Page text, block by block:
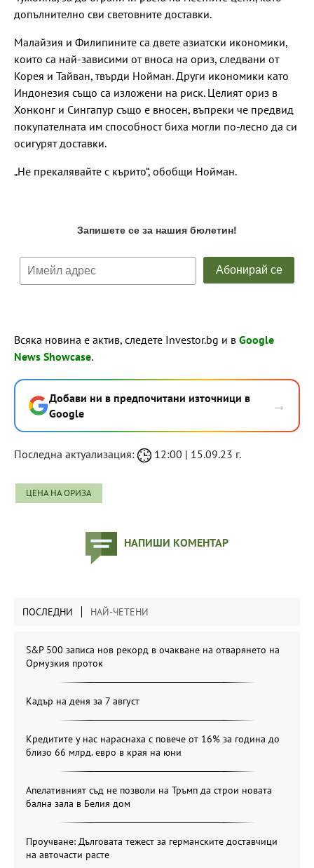
допълнително сви световните доставки.
Малайзия и Филипините са двете азиатски икономики,
които са най-зависими от вноса на ориз, следвани от
Корея и Тайван, твърди Нойман. Други икономики като
Индонезия също са изложени на риск. Целият ориз в
Хонконг и Сингапур също е вносен, въпреки че предвид
покупателната им способност биха могли по-лесно да си
осигурят доставки.
„Не прекалявайте с кърито“, обобщи Нойман.
Всяка новина е актив, следете Investor.bg и в Google
News Showcase.
Добави ни в предпочитани източници в
Google
→
Последна актуализация: 12:00 | 15.09.23 г.
ЦЕНА НА ОРИЗА
НАПИШИ КОМЕНТАР
ПОСЛЕДНИ НАЙ-ЧЕТЕНИ
S&P 500 записа нов рекорд в очакване на отварянето на
Ормузкия проток
Кадър на деня за 7 август
Кредитите у нас нараснаха с повече от 16% за година до
близо 66 млрд. евро в края на юни
Апелативният съд не позволи на Тръмп да строи новата
бална зала в Белия дом
Проучване: Дълговата тежест за германските доставчици
на авточасти расте